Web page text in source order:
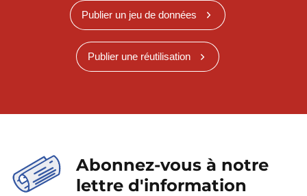
Publier un jeu de données
Publier une réutilisation
Abonnez-vous à notre
lettre d'information